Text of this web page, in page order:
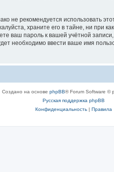
рекомендуется использовать
храните его в тайне, ни при
ваш пароль к вашей учётной
необходимо ввести ваше имя
Создано на основе phpBB® Forum Software ©
Русская поддержка phpBB
Конфиденциальность| Правила